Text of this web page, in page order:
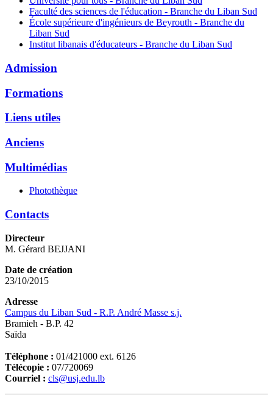
Faculté des sciences de l'éducation - Branche du Liban Sud
École supérieure d'ingénieurs de Beyrouth - Branche du
Liban Sud
Institut libanais d'éducateurs - Branche du Liban Sud
Admission
Formations
Liens utiles
Anciens
Multimédias
Photothèque
Contacts
Directeur
M. Gérard BEJJANI
Date de création
23/10/2015
Adresse
Campus du Liban Sud - R.P. André Masse s.j.
Bramieh - B.P. 42
Saïda
Téléphone : 01/421000 ext. 6126
Télécopie : 07/720069
Courriel : cls@usj.edu.lb